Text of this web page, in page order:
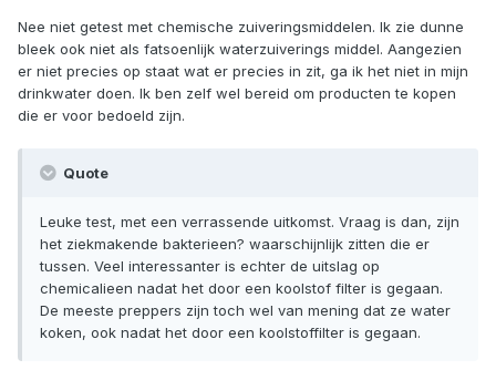
Nee niet getest met chemische zuiveringsmiddelen. Ik zie dunne
bleek ook niet als fatsoenlijk waterzuiverings middel. Aangezien
er niet precies op staat wat er precies in zit, ga ik het niet in mijn
drinkwater doen. Ik ben zelf wel bereid om producten te kopen
die er voor bedoeld zijn.
Quote
Leuke test, met een verrassende uitkomst. Vraag is dan, zijn
het ziekmakende bakterieen? waarschijnlijk zitten die er
tussen. Veel interessanter is echter de uitslag op
chemicalieen nadat het door een koolstof filter is gegaan.
De meeste preppers zijn toch wel van mening dat ze water
koken, ook nadat het door een koolstoffilter is gegaan.